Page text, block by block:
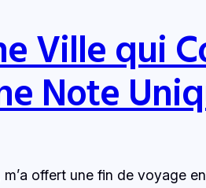
Ville qui
Note
offert une fin de voyage